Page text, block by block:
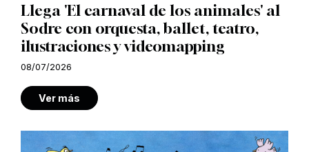
Llega 'El carnaval de los animales' al
Sodre con orquesta, ballet, teatro,
ilustraciones y videomapping
08/07/2026
Ver más